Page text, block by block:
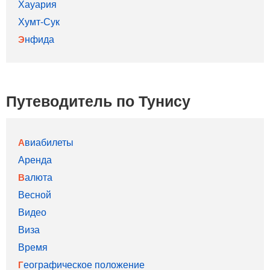
Хауария
Хумт-Сук
Энфида
Путеводитель по Тунису
Авиабилеты
Аренда
Валюта
Весной
Видео
Виза
Время
Географическое положение